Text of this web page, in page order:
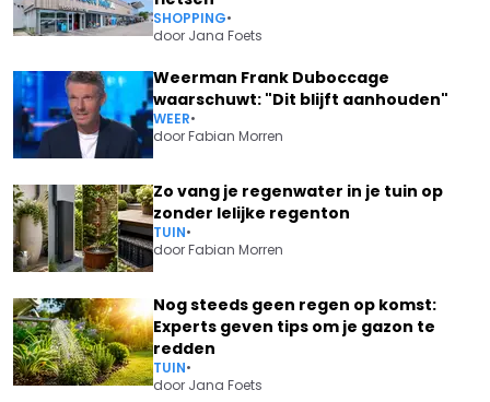
SHOPPING•
door Jana Foets
Weerman Frank Duboccage
waarschuwt: "Dit blijft aanhouden"
WEER•
doorFabian Morren
Zo vang je regenwater in je tuin op
zonder lelijke regenton
TUIN•
doorFabian Morren
Nog steeds geen regen op komst:
Experts geven tips om je gazon te
redden
TUIN•
door Jana Foets